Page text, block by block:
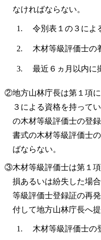
なければならない。
令別表１の３によ
木材等級評価士の
最近６ヵ月以内に
②地方山林庁長は第１項
３による資格を持って
の木材等級評価士の登
書式の木材等級評価士
ばならない。
③木材等級評価士は第１
損あるいは紛失した場
等級評価士登録証の再
付して地方山林庁長へ
木材等級評価士の